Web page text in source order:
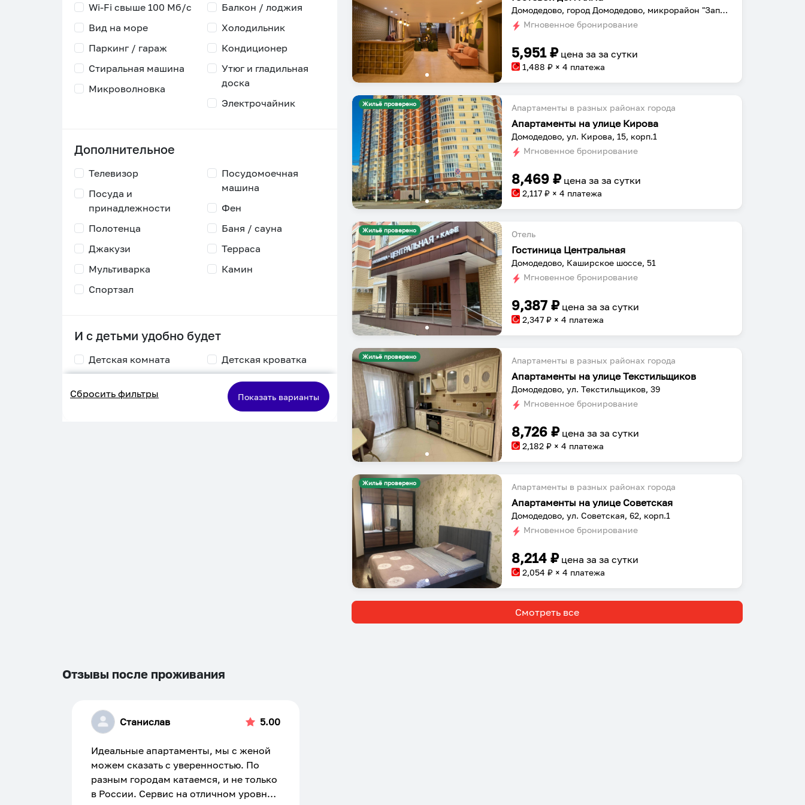
Wi-Fi свыше 100 Мб/с
Балкон / лоджия
Вид на море
Паркинг / гараж
Холодильник
Кондиционер
Стиральная машина
Микроволновка
Утюг и гладильная
доска
Электрочайник
Дополнительное
Телевизор
Посуда и
принадлежности
Посудомоечная
машина
Фен
Полотенца
Джакузи
Баня / сауна
Терраса
Мультиварка
Спортзал
Камин
И с детьми удобно будет
Детская комната
кормления
Детская кроватка
Двухъярусная
кровать
Сбросить фильтры Показать варианты
Домодедово, город Домодедово, микрорайон "Западный" ул. Талалихина д.4
Мгновенное бронирование
5,951₽ цена заза сутки
1,488 ₽ × 4 платежа
Жильё проверено Апартаменты в разных районах города
Апартаменты на улице Кирова
Домодедово, ул. Кирова, 15, корп.1
Мгновенное бронирование
8,469 ₽ цена заза сутки
2,117 ₽ × 4 платежа
Жильё проверено Отель
Гостиница Центральная
Домодедово, Каширское шоссе, 51
Мгновенное бронирование
9,387 ₽ цена заза сутки
2,347 ₽ × 4 платежа
Жильё проверено Апартаменты в разных районах города
Апартаменты на улице Текстильщиков
Домодедово, ул. Текстильщиков, 39
Мгновенное бронирование
8,726 ₽ цена заза сутки
2,182 ₽ × 4 платежа
Жильё проверено Апартаменты в разных районах города
Апартаменты на улице Советская
Домодедово, ул. Советская, 62, корп.1
Мгновенное бронирование
8,214 ₽ цена заза сутки
2,054 ₽ × 4 платежа
Смотреть все
Отзывы после проживания
Станислав 5.00
Идеальные апартаменты, мы с женой
можем сказать с уверенностью. По
разным городам катаемся, и не только
в России. Сервис на отличном уровне.